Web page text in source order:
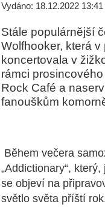
Vydáno: 18.12.2022
Stále populárnější
Wolfhooker, která
koncertovala v
rámci
Rock Café a
fanouškům
Během večera
„Addictionary“,
se objeví na
světlo světa příští